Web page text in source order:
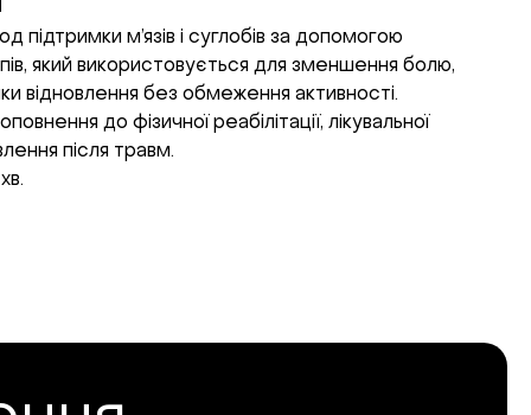
підтримки м’язів і суглобів за допомогою
який використовується для зменшення болю,
відновлення без обмеження активності.
до фізичної реабілітації, лікувальної
після травм.